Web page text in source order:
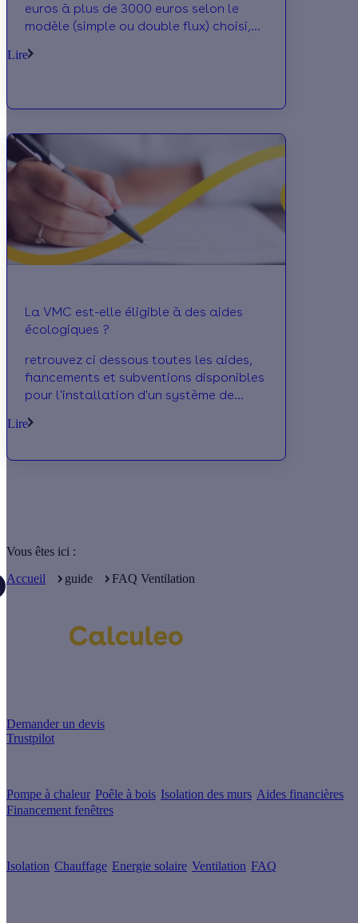
euros à plus de 3000 euros selon le
modèle (simple ou double flux) choisi,
hygroréglable) et
Lire
La VMC est-elle éligible à des aides
écologiques ?
retrouvez ci dessous toutes les aides,
fiancements et subventions disponibles
pour l'installation d'un système de
Lire
Vous êtes ici :
Accueil
guide FAQ Ventilation
Demander un devis
Trustpilot
Pompe à chaleur Poêle à bois Isolation des murs Aides financières
Financement fenêtres
Isolation Chauffage Energie solaire Ventilation FAQ